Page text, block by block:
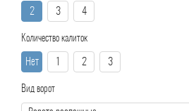
2 3 4
Количество калиток
Нет 2 3
Вид ворот